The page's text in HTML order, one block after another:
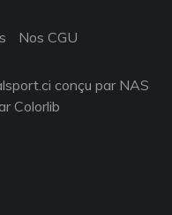
Nos CGU
conçu par NAS
Colorlib